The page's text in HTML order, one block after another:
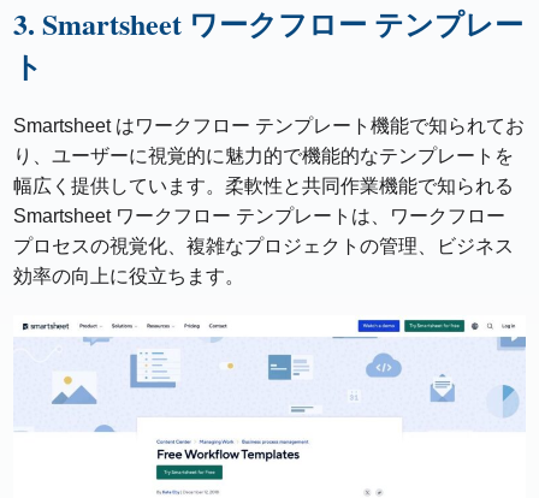
3. Smartsheet ワークフロー テンプレー
ト
Smartsheet はワークフロー テンプレート機能で知られてお
り、ユーザーに視覚的に魅力的で機能的なテンプレートを
幅広く提供しています。柔軟性と共同作業機能で知られる
Smartsheet ワークフロー テンプレートは、ワークフロー
プロセスの視覚化、複雑なプロジェクトの管理、ビジネス
効率の向上に役立ちます。